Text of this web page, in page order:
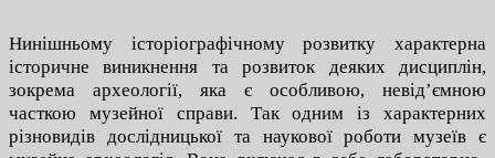
Нинішньому історіографічному розвитку характерна
історичне виникнення та розвиток деяких дисциплін,
зокрема археології, яка є особливою, невід’ємною
часткою музейної справи. Так одним із характерних
різновидів дослідницької та наукової роботи музеїв є